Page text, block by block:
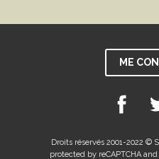
ME
Droits réservés 2001-2022 ©
protected by reCAPTCHA